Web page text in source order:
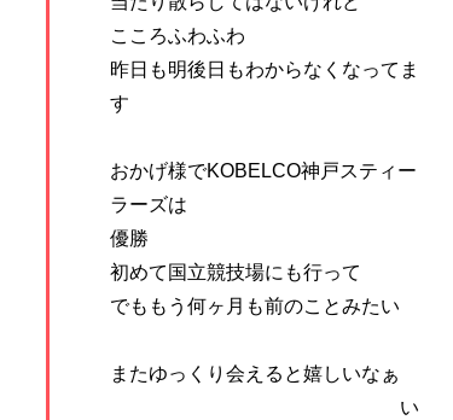
こころふわふわ
昨日も明後日もわからなくなってま
す
おかげ様でKOBELCO神戸スティー
ラーズは
優勝
初めて国立競技場にも行って
でももう何ヶ月も前のことみたい
またゆっくり会えると嬉しいなぁ
い